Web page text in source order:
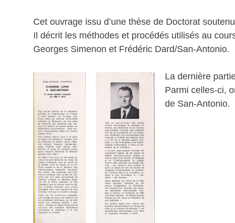
Cet ouvrage issu d’une thèse de Doctorat
Il décrit les méthodes et procédés utilisés au
Georges Simenon et Frédéric Dard/San-Antonio.
La dernière
Parmi celles-ci,
de San-Antonio.